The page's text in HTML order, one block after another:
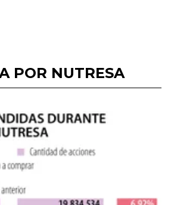
POR NUTRESA